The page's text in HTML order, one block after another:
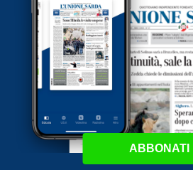
ABBONATI